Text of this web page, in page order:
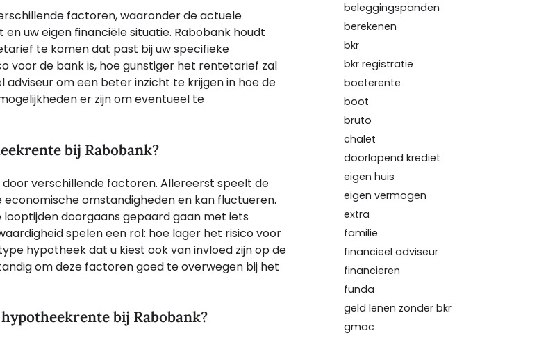
factoren, waaronder de actuele
uw eigen financiële situatie. Rabobank houdt
te komen dat past bij uw specifieke
voor de bank is, hoe gunstiger het rentetarief zal
adviseur om een beter inzicht te krijgen in hoe de
er zijn om eventueel te
bij Rabobank?
verschillende factoren. Allereerst speelt de
omstandigheden en kan fluctueren.
doorgaans gepaard gaan met iets
spelen een rol: hoe lager het risico voor
hypotheek dat u kiest ook van invloed zijn op de
om deze factoren goed te overwegen bij het
bij Rabobank?
beleggingspanden
berekenen
bkr
bkr registratie
boeterente
boot
bruto
chalet
doorlopend krediet
eigen huis
eigen vermogen
extra
familie
financieel adviseur
financieren
funda
geld lenen zonder bkr
gmac